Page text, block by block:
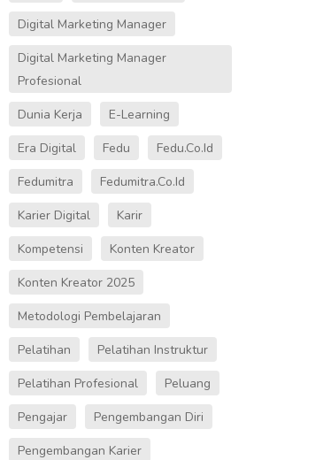
Digital Marketing Manager
Digital Marketing Manager
Profesional
Dunia Kerja
E-Learning
Era Digital
Fedu
Fedu.co.id
Fedumitra
Fedumitra.co.id
Karier Digital
Karir
Kompetensi
Konten Kreator
Konten Kreator 2025
Metodologi Pembelajaran
Pelatihan
Pelatihan Instruktur
Pelatihan Profesional
Peluang
Pengajar
Pengembangan Diri
Pengembangan Karier